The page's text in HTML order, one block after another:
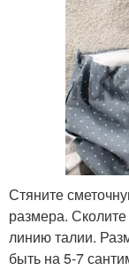
Стяните
размера.
линию талии.
быть на 5-7